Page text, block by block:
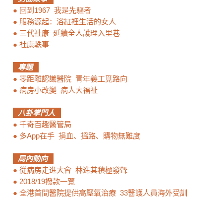
● 回到1967 我是先驅者
● 服務源起：浴缸裡生活的女人
● 三代社康 延續全人護理入里巷
● 社康軼事
專題
● 零距離認識醫院 青年義工覓路向
● 病房小改變 病人大福祉
八卦掌門人
● 千奇百趣醫管局
● 多App在手 捐血、搵路、購物無難度
局內動向
● 從病房走進大會 林進其積極發聲
● 2018/19撥款一覽
● 全港首間醫院提供高壓氧治療 33醫護人員海外受訓